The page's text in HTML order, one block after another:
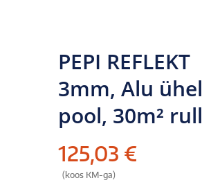
PEPI REFLEKT
3mm, Alu ühel
pool, 30m² rull
125,03 €
(koos KM-ga)